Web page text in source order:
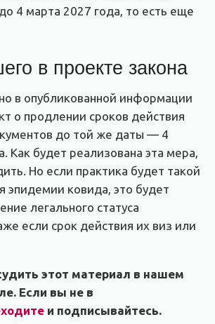
4 марта 2027 года, то есть еще
в проекте закона
в опубликованной информации
о продлении сроков действия
до той же даты — 4
Как будет реализована эта мера,
Но если практика будет такой
эпидемии ковида, это будет
легального статуса
если срок действия их виз или
этот материал в нашем
Если вы не в
и подписывайтесь.